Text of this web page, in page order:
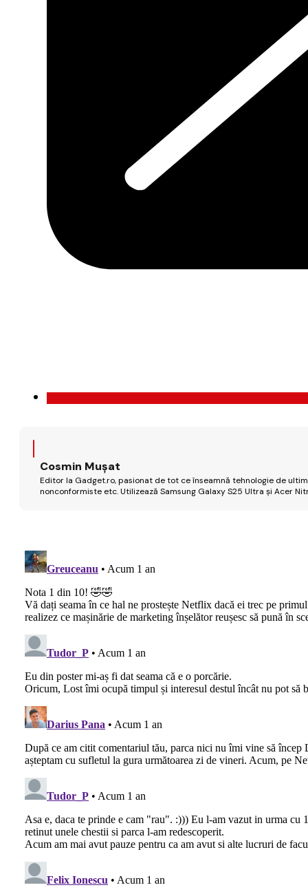
Cosmin Mușat
Editor la Gadget.ro, pasionat de tot ce înseamnă tehnologie de
nonconformiste etc. Utilizează Samsung Galaxy S25 Ultra și Acer